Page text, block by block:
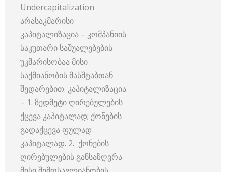
Undercapitalization
არასაკმარისი
კაპიტალიზაცია – კომპანიის
საკუთარი საშუალებების
უკმარისობაა მისი
საქმიანობის მასშტაბთან
შედარებით. კაპიტალიზაცია
– 1. ზედმეტი ღირებულების
ქცევა კაპიტალად; ქონების
გადაქცევა ფულად
კაპიტალად. 2. ქონების
ღირებულების განსაზღვრა